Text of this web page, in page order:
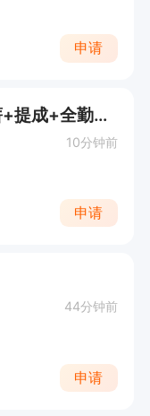
申请
东郊招聘奶茶店小姐姐（底薪+提成+全勤+奖金）
10分钟前
申请
44分钟前
申请